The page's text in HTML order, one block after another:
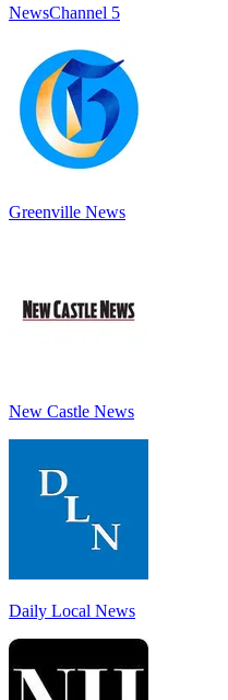
NewsChannel 5
Greenville News
New Castle News
Daily Local News